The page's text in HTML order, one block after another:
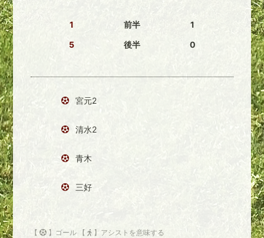
1
5
前半
後半
1
0
宮元2
清水2
青木
三好
【 】ゴール 【 】アシストを意味する